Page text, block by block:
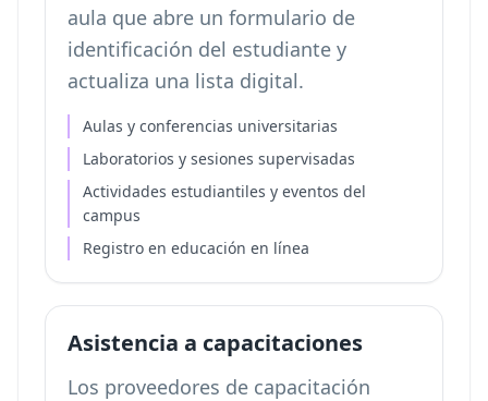
aula que abre un formulario de
identificación del estudiante y
actualiza una lista digital.
Aulas y conferencias universitarias
Laboratorios y sesiones supervisadas
Actividades estudiantiles y eventos del
campus
Registro en educación en línea
Asistencia a capacitaciones
Los proveedores de capacitación